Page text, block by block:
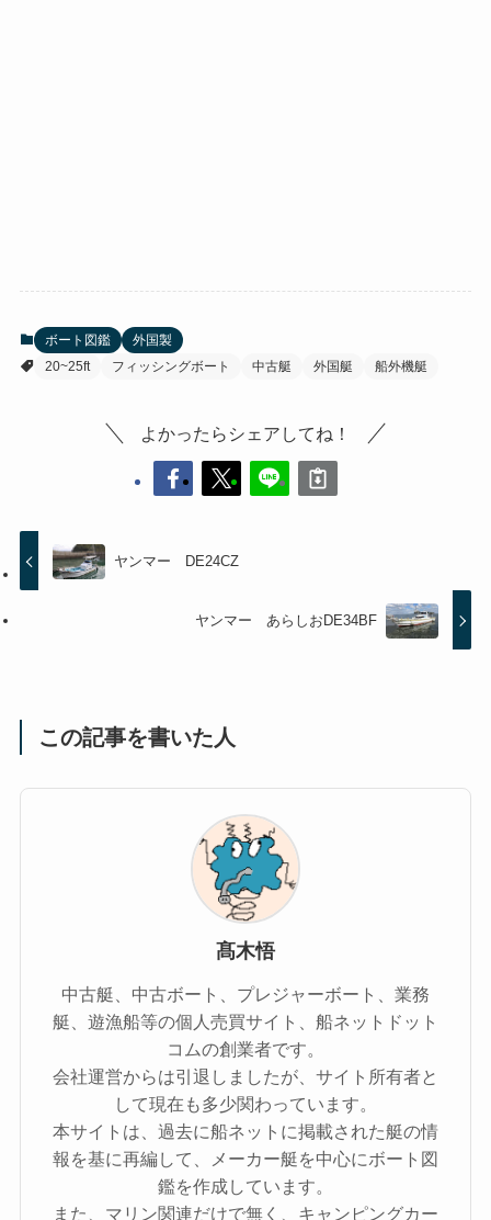
ボート図鑑
外国製
20~25ft
フィッシングボート 中古艇 外国艇 船外機艇
よかったらシェアしてね！
ヤンマー DE24CZ
ヤンマー あらしおDE34BF
この記事を書いた人
髙木悟
中古艇、中古ボート、プレジャーボート、業務
艇、遊漁船等の個人売買サイト、船ネットドット
コムの創業者です。
会社運営からは引退しましたが、サイト所有者と
して現在も多少関わっています。
本サイトは、過去に船ネットに掲載された艇の情
報を基に再編して、メーカー艇を中心にボート図
鑑を作成しています。
また、マリン関連だけで無く、キャンピングカー